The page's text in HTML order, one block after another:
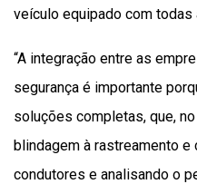
veículo equipado com
“A integração entre as
segurança é importante
soluções completas, que,
blindagem à rastreamento
condutores e analisando o